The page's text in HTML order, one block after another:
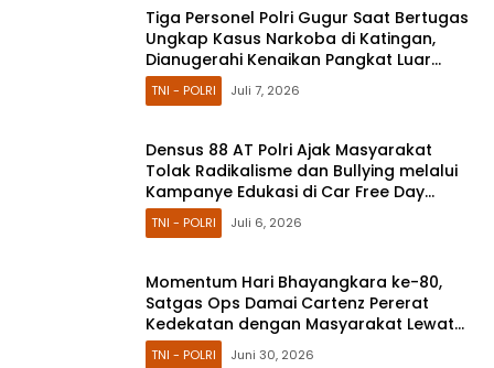
Tiga Personel Polri Gugur Saat Bertugas
Ungkap Kasus Narkoba di Katingan,
Dianugerahi Kenaikan Pangkat Luar
Biasa Anumerta
TNI - POLRI Juli 7, 2026
Densus 88 AT Polri Ajak Masyarakat
Tolak Radikalisme dan Bullying melalui
Kampanye Edukasi di Car Free Day
Makassar
TNI - POLRI Juli 6, 2026
Momentum Hari Bhayangkara ke-80,
Satgas Ops Damai Cartenz Pererat
Kedekatan dengan Masyarakat Lewat
Bakti Sosial
TNI - POLRI Juni 30, 2026